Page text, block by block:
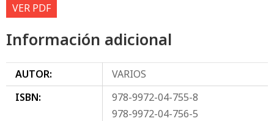
VER PDF
Información adicional
AUTOR:
VARIOS
ISBN:
978-9972-04-755-8
978-9972-04-756-5